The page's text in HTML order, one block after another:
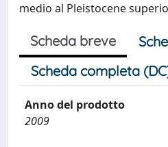
medio al Pleistocene
Scheda breve
Scheda completa
Anno del prodotto
2009